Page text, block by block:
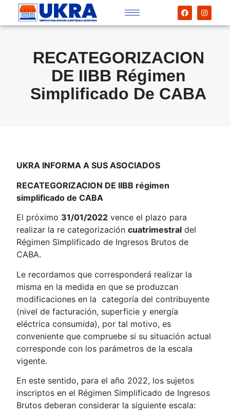
RECATEGORIZACION
DE IIBB Régimen
Simplificado De CABA
UKRA INFORMA A SUS ASOCIADOS
RECATEGORIZACION DE IIBB régimen
simplificado de CABA
El próximo 31/01/2022 vence el plazo para
realizar la re categorizacióncuatrimestral del
Régimen Simplificado de Ingresos Brutos de
CABA.
Le recordamos que corresponderá realizar la
misma en la medida en que se produzcan
modificaciones en la categoría del contribuyente
(nivel de facturación, superficie y energía
eléctrica consumida), por tal motivo, es
conveniente que compruebe si su situación actual
corresponde con los parámetros de la escala
vigente.
En este sentido, para el año 2022, los sujetos
inscriptos en el Régimen Simplificado de Ingresos
Brutos deberan considerar la siguiente escala: